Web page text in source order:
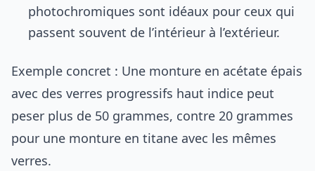
photochromiques sont idéaux pour ceux qui
passent souvent de l’intérieur à l’extérieur.
Exemple concret : Une monture en acétate épais
avec des verres progressifs haut indice peut
peser plus de 50 grammes, contre 20 grammes
pour une monture en titane avec les mêmes
verres.